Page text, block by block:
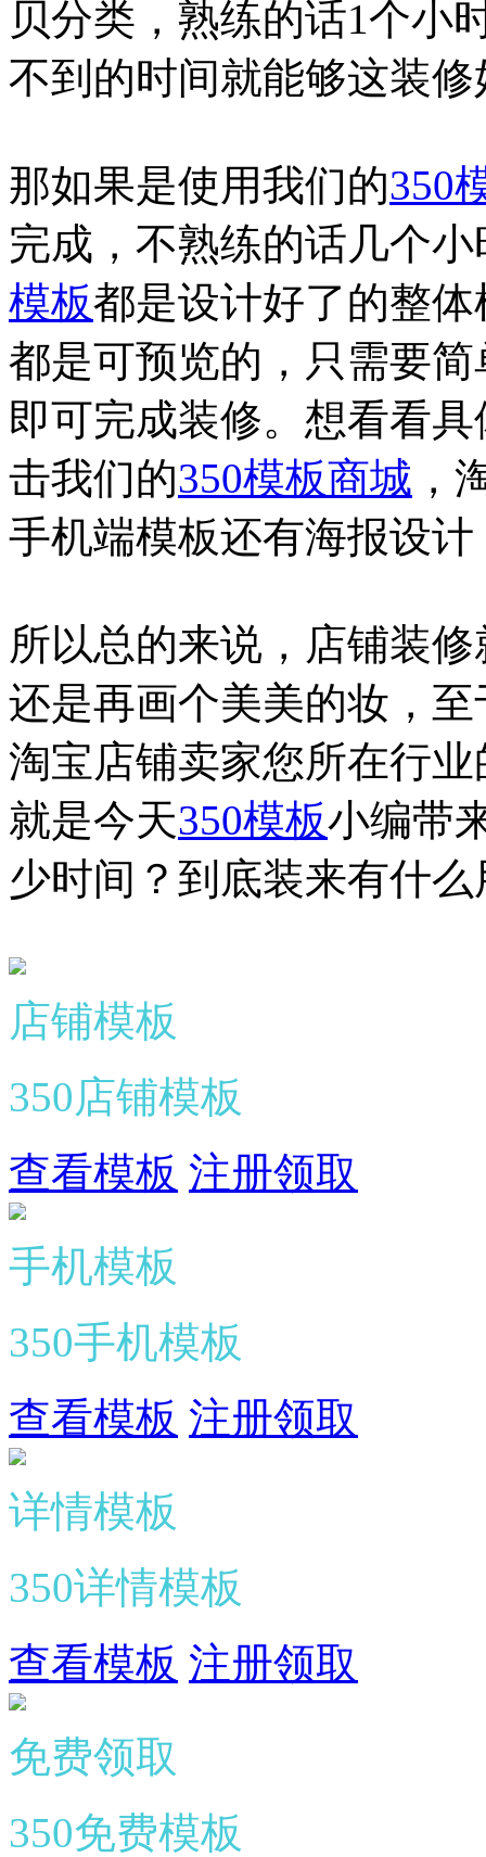
贝分类，熟练的话1个小
不到的时间就能够这装
那如果是使用我们的350
完成，不熟练的话几个
模板都是设计好了的整
都是可预览的，只需要
即可完成装修。想看看
击我们的350模板商城 ，
手机端模板还有海报设
所以总的来说，店铺装
还是再画个美美的妆，
淘宝店铺卖家您所在行
就是今天350模板小编带
少时间？到底装来有什
店铺模板
350店铺模板
查看模板 注册领取
手机模板
350手机模板
查看模板 注册领取
详情模板
350详情模板
查看模板 注册领取
免费领取
350免费模板